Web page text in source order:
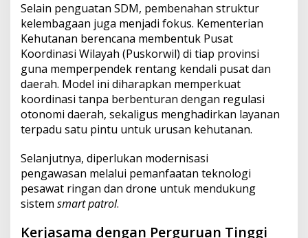
Selain penguatan SDM, pembenahan struktur
kelembagaan juga menjadi fokus. Kementerian
Kehutanan berencana membentuk Pusat
Koordinasi Wilayah (Puskorwil) di tiap provinsi
guna memperpendek rentang kendali pusat dan
daerah. Model ini diharapkan memperkuat
koordinasi tanpa berbenturan dengan regulasi
otonomi daerah, sekaligus menghadirkan layanan
terpadu satu pintu untuk urusan kehutanan.
Selanjutnya, diperlukan modernisasi
pengawasan melalui pemanfaatan teknologi
pesawat ringan dan drone untuk mendukung
sistem smart patrol.
Kerjasama dengan Perguruan Tinggi